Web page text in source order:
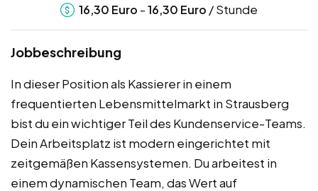
16,30 Euro -16,30 Euro / Stunde
Jobbeschreibung
In dieser Position als Kassierer in einem
frequentierten Lebensmittelmarkt in Strausberg
bist du ein wichtiger Teil des Kundenservice-Teams.
Dein Arbeitsplatz ist modern eingerichtet mit
zeitgemäßen Kassensystemen. Du arbeitest in
einem dynamischen Team, das Wert auf